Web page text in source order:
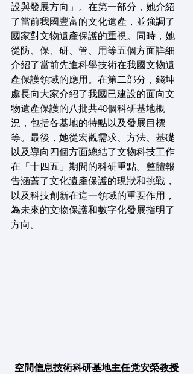
設與發展方向」。在第一部分，她介紹
了當前我國豐富的文化遺產，並強調了
國家對文物遺產保護的重視。同時，她
從防、保、研、管、用等五個方面詳細
介紹了當前先進科學技術在我國文物遺
產保護領域的應用。在第二部分，錢坤
處長向大家介紹了我國已建設的面向文
物遺產保護的八批共40個科研基地概
況，包括各基地的特點以及發展目標
等。最後，她從宏觀需求、方法、基礎
以及導向四個方面總結了文物科技工作
在「十四五」期間的科研重點。整體報
告涵蓋了文化遺產保護的現狀和挑戰，
以及科技創新在這一領域的重要作用，
為未來的文物保護和數字化發展指明了
方向。
空間信息技術科研基地主任党安榮教授